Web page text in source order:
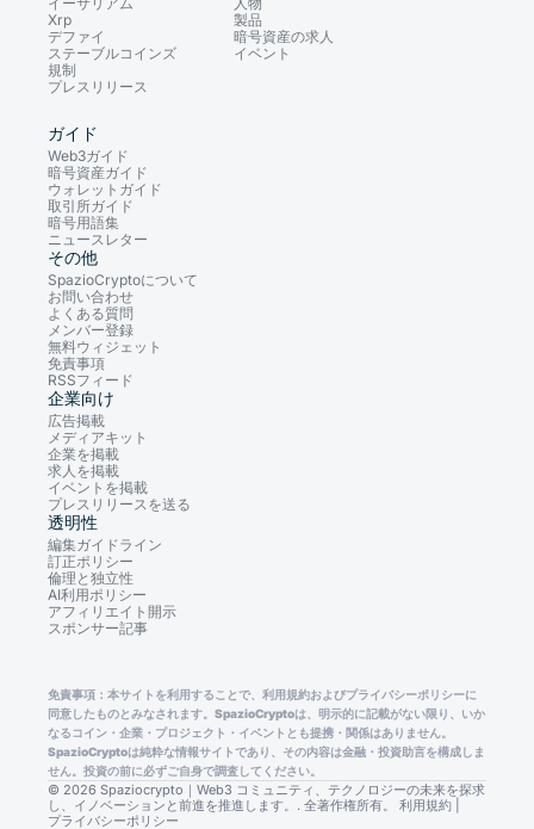
Xrp
デファイ
ステーブルコインズ
規制
プレスリリース
製品
暗号資産の求人
イベント
ガイド
Web3ガイド
暗号資産ガイド
ウォレットガイド
取引所ガイド
暗号用語集
ニュースレター
その他
SpazioCryptoについて
お問い合わせ
よくある質問
メンバー登録
無料ウィジェット
免責事項
RSSフィード
企業向け
広告掲載
メディアキット
企業を掲載
求人を掲載
イベントを掲載
プレスリリースを送る
透明性
編集ガイドライン
訂正ポリシー
倫理と独立性
AI利用ポリシー
アフィリエイト開示
スポンサー記事
免責事項：本サイトを利用することで、利用規約およびプライバシーポリシーに
同意したものとみなされます。SpazioCryptoは、明示的に記載がない限り、いか
なるコイン・企業・プロジェクト・イベントとも提携・関係はありません。
SpazioCryptoは純粋な情報サイトであり、その内容は金融・投資助言を構成しま
せん。投資の前に必ずご自身で調査してください。
© 2026 Spaziocrypto｜Web3 コミュニティ、テクノロジーの未来を探求
し、イノベーションと前進を推進します。. 全著作権所有。 利用規約
プライバシーポリシー